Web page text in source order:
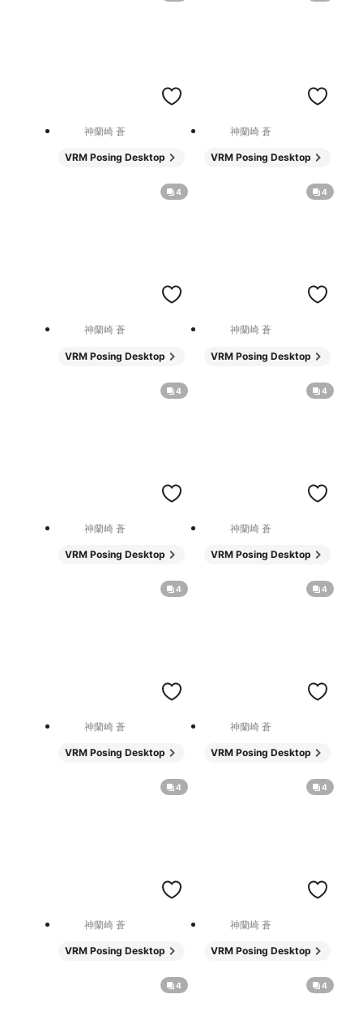
神蘭崎 蒼
VRM Posing Desktop
神蘭崎 蒼
VRM Posing Desktop
4
神蘭崎 蒼
VRM Posing Desktop
4
神蘭崎 蒼
VRM Posing Desktop
4
神蘭崎 蒼
VRM Posing Desktop
4
神蘭崎 蒼
VRM Posing Desktop
4
神蘭崎 蒼
VRM Posing Desktop
4
神蘭崎 蒼
VRM Posing Desktop
4
神蘭崎 蒼
VRM Posing Desktop
4
神蘭崎 蒼
VRM Posing Desktop
4 4